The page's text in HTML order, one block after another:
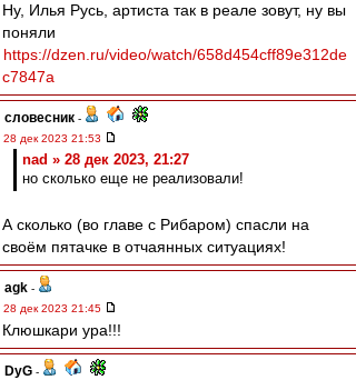
Ну, Илья Русь, артиста так в реале зовут, ну вы
поняли
https://dzen.ru/video/watch/658d454cff89e312de
c7847a
словесник -
28 дек 2023 21:53
nad » 28 дек 2023, 21:27
но сколько еще не реализовали!
А сколько (во главе с Рибаром) спасли на
своём пятачке в отчаянных ситуациях!
agk -
28 дек 2023 21:45
Клюшкари ура!!!
DyG -